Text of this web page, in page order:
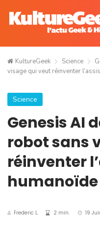
KultureGeek Science
visage qui veut réinventer
Science
Genesis AI
robot sans
réinventer
humanoïde
Frederic L. 2 min. 19